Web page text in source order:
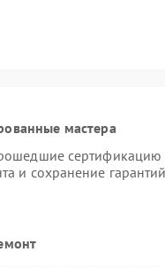
мастера
сертификацию
и сохранение